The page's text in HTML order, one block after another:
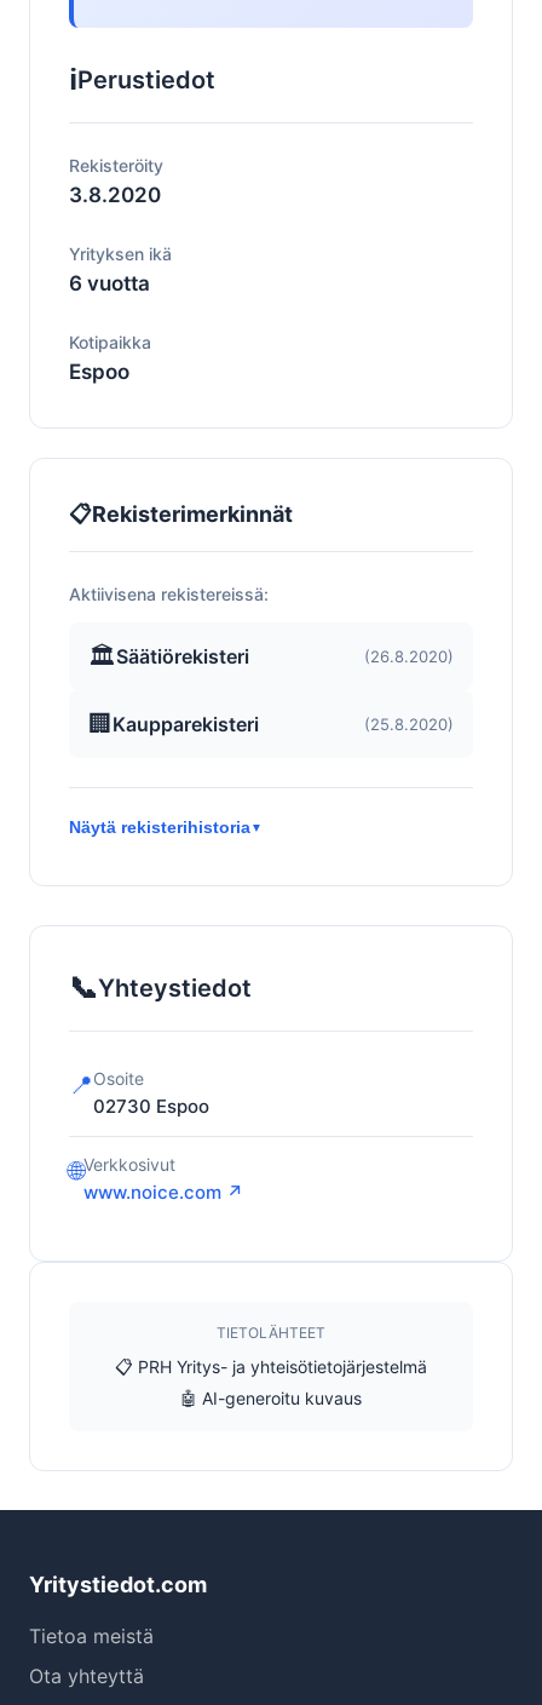
ℹ️Perustiedot
Rekisteröity
3.8.2020
Yrityksen ikä
6 vuotta
Kotipaikka
Espoo
📋Rekisterimerkinnät
Aktiivisena rekistereissä:
🏛️Säätiörekisteri (26.8.2020)
🏢 Kaupparekisteri (25.8.2020)
Näytä rekisterihistoria▼
📞Yhteystiedot
📍Osoite
02730 Espoo
🌐Verkkosivut
www.noice.com ↗
TIETOLÄHTEET
📋 PRH Yritys- ja yhteisötietojärjestelmä
🤖 AI-generoitu kuvaus
Yritystiedot.com
Tietoa meistä
Ota yhteyttä